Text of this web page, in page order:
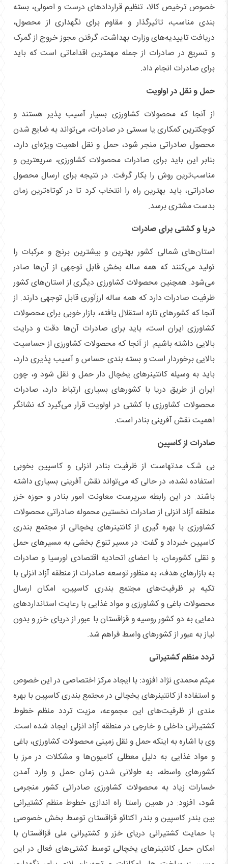
خصوص ترخیص کالا، تنظیم قرارداد‌های درست و اصولی، بسته
بندی مناسب، تاثیرگذار و مقاوم برای نگهداری از محصول،
دریافت تاییدیه‌های وزارت بهداشت، گرفتن مجوز خروج از گمرک
و تسریع در صادرات از جمله مهمترین اقداماتی است که باید
برای صادرات انجام داد.
حمل و نقل در اولویت
از آنجا که محصولات کشاورزی بسیار آسیب پذیر هستند و
کوچکترین کمکاری یا سستی در صادرات، می‌تواند به ضایع شدن
محصول صادراتی منجر شود، حمل و نقل اهمیت ویژه‌ای دارد،
بنابر این باید برای صادرات محصولات کشاورزی، سریعترین و
مناسب‌ترین روش را بکار گرفت. در نتیجه برای ارسال محصول
صادراتی، باید بهترین راه را انتخاب کرد تا در کوتاه‌ترین زمان
بدست مشتری برسد.
دریا و کشتی برای صادرات
استان‌های شمالی کشور بهترین و بیشترین برنج و مرکبات را
تولید می‌کنند که همه ساله بخش قابل توجهی از آن‌ها صادر
می‌شود. همچنین محصولات کشاورزی دیگری از استان‌های کشور
ظرفیت صادرات دارد که همه ساله ارزآوری قابل توجهی دارند. از
آنجا که کشور‌های تازه استقلال یافته، بازار خوبی برای محصولات
کشاورزی ایران است، باید برای صادرات آن‌ها دقت و درایت
بالایی داشته باشیم. از آنجا که محصولات کشاورزی از حساسیت
بالایی برخوردار است و بسته بندی حساس و آسیب پذیری دارد،
باید به وسیله کانتینر‌های یخچال دار حمل و نقل شود و، چون
ایران از طریق دریا با کشور‌های بسیاری ارتباط دارد، صادرات
محصولات کشاورزی با کشتی در اولویت قرار می‌گیرد که نشانگر
اهمیت نقش آفرینی بنادر است.
صادرات از کاسپین
بی شک مدتهاست از ظرفیت بنادر انزلی و کاسپین بخوبی
استفاده نشده، در حالی که می‌تواند نقش آفرینی بسیاری داشته
باشند. در این رابطه سرپرست معاونت امور بنادر و حوزه خزر
منطقه آزاد انزلی از صادرات نخستین محموله صادراتی محصولات
کشاورزی با بهره گیری از کانتینر‌های یخچالی از مجتمع بندری
کاسپین خبرداد و گفت: در مسیر تنوع بخشی به مسیر‌های حمل
و نقلی کشورمان، با اعضای اتحادیه اقتصادی اورسیا و صادرات
به بازار‌های هدف، به منظور توسعه صادرات از منطقه آزاد انزلی با
تکیه بر ظرفیت‌های مجتمع بندری کاسپین، امکان ارسال
محصولات باغی و کشاورزی و مواد غذایی با رعایت استاندارد‌های
دمایی به دو کشور روسیه و قزاقستان با عبور از دریای خزر و بدون
نیاز به عبور از کشور‌های واسط فراهم شد.
تردد منظم کشتیرانی
میثم محمدی نژاد افزود: با ایجاد مرکز اختصاصی در این خصوص
و استفاده از کانتینر‌های یخچالی در مجتمع بندری کاسپین با بهره
مندی از ظرفیت‌های این مجموعه، مزیت تردد منظم خطوط
کشتیرانی داخلی و خارجی در منطقه آزاد انزلی ایجاد شده است.
وی با اشاره به اینکه حمل و نقل زمینی محصولات کشاورزی، باغی
و مواد غذایی به دلیل معطلی کامیون‌ها و مشکلات در مرز با
کشور‌های واسطه، به طولانی شدن زمان حمل و وارد آمدن
خسارات زیاد به محصولات کشاورزی صادراتی کشور منجرمی
شود، افزود: در همین راستا راه اندازی خطوط منظم کشتیرانی
بین بندر کاسپین و بندر اکتائو قزاقستان توسط بخش خصوصی
با حمایت کشتیرانی دریای خزر و کشتیرانی ملی قزاقستان با
امکان حمل کانتینر‌های یخچالی توسط کشتی‌های فعال در این